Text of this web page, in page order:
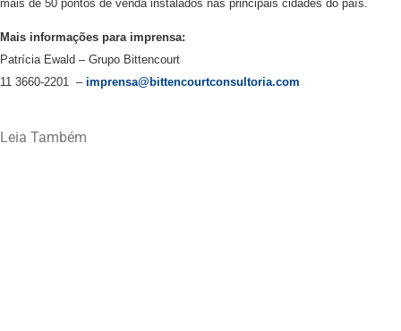
mais de 50 pontos de venda instalados nas principais cidades do país.
Mais informações para imprensa:
Patrícia Ewald – Grupo Bittencourt
11 3660-2201 – imprensa@bittencourtconsultoria.com
Leia Também